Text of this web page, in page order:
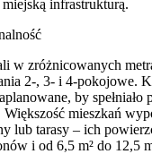
infrastrukturą.
w zróżnicowanych
2-, 3- i 4-pokojowe.
by
mieszkań
lub tarasy – ich
i od 6,5 m² do 12,5